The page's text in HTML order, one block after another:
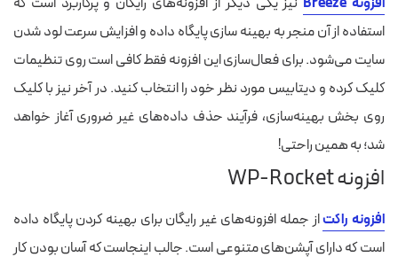
استفاده از آن منجر به بهینه سازی پایگاه داده و افزایش سرعت لود شدن
سایت می‌شود. برای فعال‌سازی این افزونه فقط کافی است روی تنظیمات
کلیک کرده و دیتابیس مورد نظر خود را انتخاب کنید. در آخر نیز با کلیک
روی بخش بهینه‌سازی، فرآیند حذف داده‌های غیر ضروری آغاز خواهد
شد؛ به همین راحتی!
افزونه WP-Rocket
افزونه راکتاز جمله افزونه‌های غیر رایگان برای بهینه‌ کردن پایگاه داده
است که دارای آپشن‌های متنوعی است. جالب اینجاست که آسان بودن کار